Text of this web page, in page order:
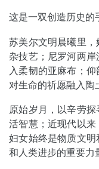
这是一双创造历史的
苏美尔文明晨曦里
杂技艺；尼罗河两
入柔韧的亚麻布；
对生命的祈愿融入
原始岁月，以辛劳
活智慧；近现代以来
妇女始终是物质文
和人类进步的重要力